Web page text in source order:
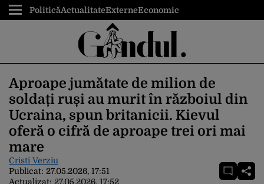
PoliticăActualitateExterneEconomic
Aproape jumătate de milion de
soldați ruși au murit în războiul din
Ucraina, spun britanicii. Kievul
oferă o cifră de aproape trei ori mai
mare
Cristi Verziu
Publicat: 27.05.2026, 17:51
Actualizat: 27.05.2026, 17:52